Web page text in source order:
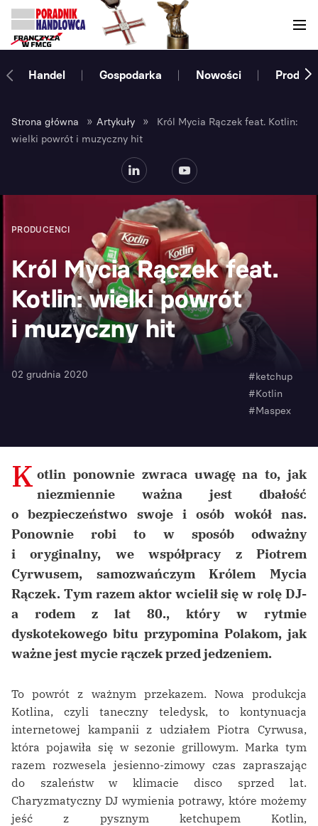
Handel Gospodarka Nowości
Strona główna » Artykuły »
Król Mycia Rączek feat. Kotlin:
wielki powrót i muzyczny hit
PRODUCENCI
Król Mycia Rączek feat.
Kotlin: wielki powrót
i muzyczny hit
02 grudnia 2020
#ketchup
#Kotlin
#Maspex
K otlin ponownie zwraca uwagę na to, jak
niezmiennie ważna jest dbałość
o bezpieczeństwo swoje i osób wokół nas.
Ponownie robi to w sposób odważny
i oryginalny, we współpracy z Piotrem
Cyrwusem, samozwańczym Królem Mycia
Rączek. Tym razem aktor wcielił się w rolę DJ-
a rodem z lat 80., który w rytmie
dyskotekowego bitu przypomina Polakom, jak
ważne jest mycie rączek przed jedzeniem.
To powrót z ważnym przekazem. Nowa produkcja
Kotlina, czyli taneczny teledysk, to kontynuacja
internetowej kampanii z udziałem Piotra Cyrwusa,
która pojawiła się w sezonie grillowym. Marka tym
razem rozwesela jesienno-zimowy czas zapraszając
do szaleństw w klimacie disco sprzed lat.
Charyzmatyczny DJ wymienia potrawy, które możemy
jeść z pysznym ketchupem Kotlin,